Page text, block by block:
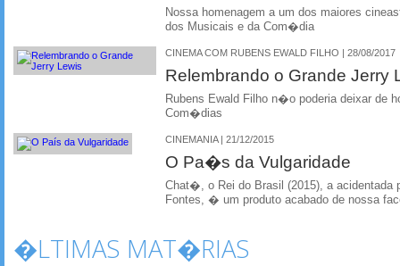
Nossa homenagem a um dos maiores
dos Musicais e da Com�dia
CINEMA COM RUBENS EWALD FILHO | 28/08/2017
Relembrando o Grande Jerry
Rubens Ewald Filho n�o poderia deixar de
Com�dias
CINEMANIA | 21/12/2015
O Pa�s da Vulgaridade
Chat�, o Rei do Brasil (2015), a
Fontes, � um produto acabado de nossa
�LTIMAS MAT�RIAS